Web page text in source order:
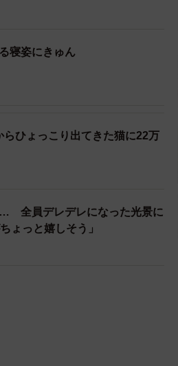
寝姿にきゅん
らひょっこり出てきた猫に22万
… 全員デレデレになった光景に
ょっと嬉しそう」